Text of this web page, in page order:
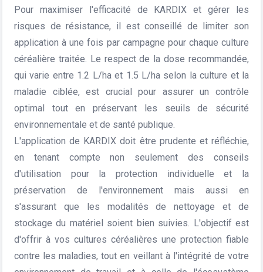
Pour maximiser l'efficacité de KARDIX et gérer les
risques de résistance, il est conseillé de limiter son
application à une fois par campagne pour chaque culture
céréalière traitée. Le respect de la dose recommandée,
qui varie entre 1.2 L/ha et 1.5 L/ha selon la culture et la
maladie ciblée, est crucial pour assurer un contrôle
optimal tout en préservant les seuils de sécurité
environnementale et de santé publique.
L'application de KARDIX doit être prudente et réfléchie,
en tenant compte non seulement des conseils
d'utilisation pour la protection individuelle et la
préservation de l'environnement mais aussi en
s'assurant que les modalités de nettoyage et de
stockage du matériel soient bien suivies. L'objectif est
d'offrir à vos cultures céréalières une protection fiable
contre les maladies, tout en veillant à l'intégrité de votre